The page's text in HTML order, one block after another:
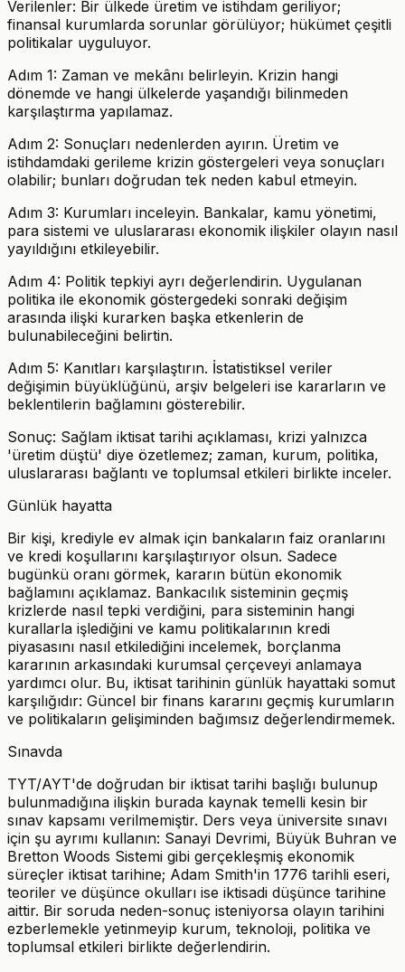
Verilenler: Bir ülkede üretim ve istihdam geriliyor;
finansal kurumlarda sorunlar görülüyor; hükümet çeşitli
politikalar uyguluyor.
Adım 1: Zaman ve mekânı belirleyin. Krizin hangi
dönemde ve hangi ülkelerde yaşandığı bilinmeden
karşılaştırma yapılamaz.
Adım 2: Sonuçları nedenlerden ayırın. Üretim ve
istihdamdaki gerileme krizin göstergeleri veya sonuçları
olabilir; bunları doğrudan tek neden kabul etmeyin.
Adım 3: Kurumları inceleyin. Bankalar, kamu yönetimi,
para sistemi ve uluslararası ekonomik ilişkiler olayın nasıl
yayıldığını etkileyebilir.
Adım 4: Politik tepkiyi ayrı değerlendirin. Uygulanan
politika ile ekonomik göstergedeki sonraki değişim
arasında ilişki kurarken başka etkenlerin de
bulunabileceğini belirtin.
Adım 5: Kanıtları karşılaştırın. İstatistiksel veriler
değişimin büyüklüğünü, arşiv belgeleri ise kararların ve
beklentilerin bağlamını gösterebilir.
Sonuç: Sağlam iktisat tarihi açıklaması, krizi yalnızca
'üretim düştü' diye özetlemez; zaman, kurum, politika,
uluslararası bağlantı ve toplumsal etkileri birlikte inceler.
Günlük hayatta
Bir kişi, krediyle ev almak için bankaların faiz oranlarını
ve kredi koşullarını karşılaştırıyor olsun. Sadece
bugünkü oranı görmek, kararın bütün ekonomik
bağlamını açıklamaz. Bankacılık sisteminin geçmiş
krizlerde nasıl tepki verdiğini, para sisteminin hangi
kurallarla işlediğini ve kamu politikalarının kredi
piyasasını nasıl etkilediğini incelemek, borçlanma
kararının arkasındaki kurumsal çerçeveyi anlamaya
yardımcı olur. Bu, iktisat tarihinin günlük hayattaki somut
karşılığıdır: Güncel bir finans kararını geçmiş kurumların
ve politikaların gelişiminden bağımsız değerlendirmemek.
Sınavda
TYT/AYT'de doğrudan bir iktisat tarihi başlığı bulunup
bulunmadığına ilişkin burada kaynak temelli kesin bir
sınav kapsamı verilmemiştir. Ders veya üniversite sınavı
için şu ayrımı kullanın: Sanayi Devrimi, Büyük Buhran ve
Bretton Woods Sistemi gibi gerçekleşmiş ekonomik
süreçler iktisat tarihine; Adam Smith'in 1776 tarihli eseri,
teoriler ve düşünce okulları ise iktisadi düşünce tarihine
aittir. Bir soruda neden-sonuç isteniyorsa olayın tarihini
ezberlemekle yetinmeyip kurum, teknoloji, politika ve
toplumsal etkileri birlikte değerlendirin.